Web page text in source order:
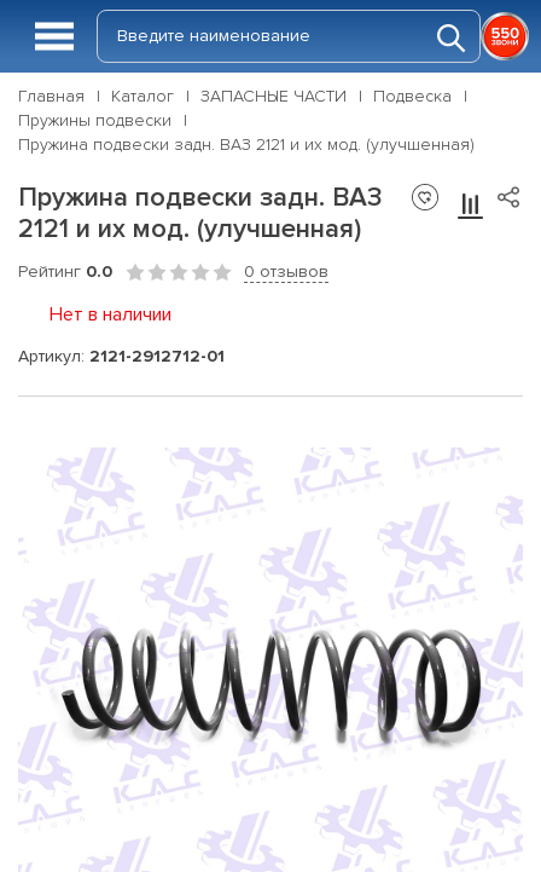
Главная Каталог ЗАПАСНЫЕ ЧАСТИ
Подвеска
Пружины подвески
Пружина подвески задн. ВАЗ 2121 и их мод. (улучшенная)
Пружина подвески задн. ВАЗ
2121 и их мод. (улучшенная)
Рейтинг 0.0 0 отзывов
Нет в наличии
Артикул: 2121-2912712-01